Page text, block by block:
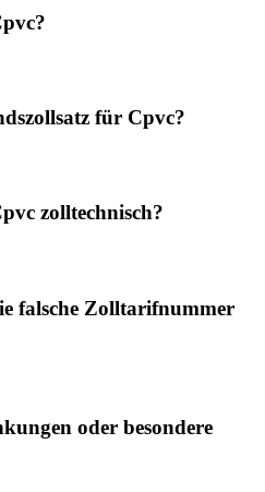
für Cpvc?
zolltechnisch?
falsche Zolltarifnummer
oder besondere